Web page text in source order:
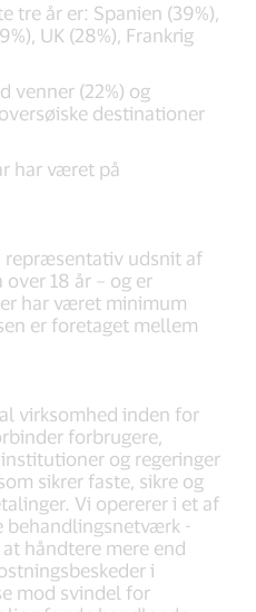
tre år er: Spanien (39%),
UK (28%), Frankrig
venner (22%) og
destinationer
har været på
repræsentativ udsnit af
18 år – og er
har været minimum
er foretaget mellem
virksomhed inden for
forbrugere,
og regeringer
sikrer faste, sikre og
Vi opererer i et af
behandlingsnetværk -
håndtere mere end
i
mod svindel for